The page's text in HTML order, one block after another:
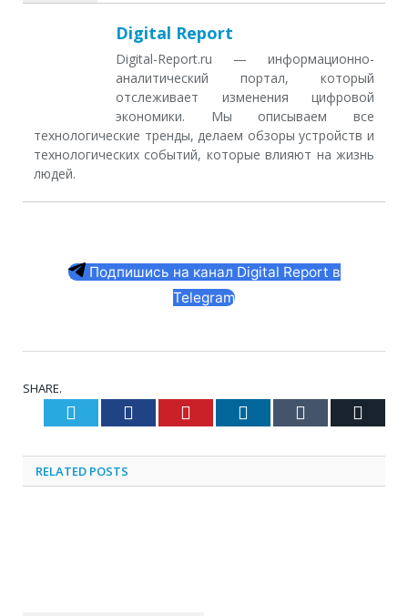
Digital Report
Digital-Report.ru — информационно-
аналитический портал, который
отслеживает изменения цифровой
экономики. Мы описываем все
технологические тренды, делаем обзоры устройств и
технологических событий, которые влияют на жизнь
людей.
Подпишись на канал Digital Report в
Telegram
SHARE.
Twitter Facebook Pinterest LinkedIn Tumblr
RELATED POSTS